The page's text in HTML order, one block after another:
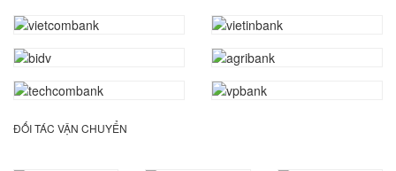
ĐỐI TÁC VẬN CHUYỂN